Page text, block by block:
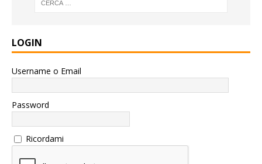
LOGIN
Username o Email
Password
Ricordami